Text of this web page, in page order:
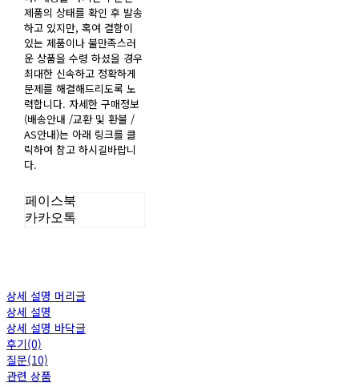
제품의 상태를 확인 후 발송
하고 있지만, 혹여 결함이
있는 제품이나 불만족스러
운 상품을 수령 하셨을 경우
최대한 신속하고 정확하게
문제를 해결해드리도록 노
력합니다. 자세한 구매정보
(배송안내 /교환 및 환불 /
AS안내)는 아래 링크를 클
릭하여 참고 하시길바랍니
다.
페이스북
카카오톡
상세 설명 머리글
상세 설명
상세 설명 바닥글
후기(0)
질문(10)
관련 상품